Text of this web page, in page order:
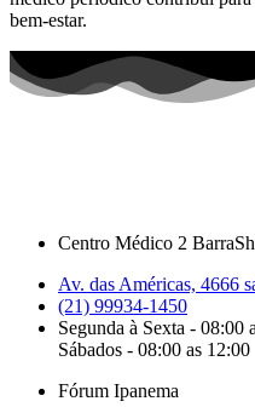
bem-estar.
Centro Médico 2
Av. das Américas, 4666
(21) 99934-1450
Segunda à Sexta - 08:00
Sábados - 08:00 as 12:00
Fórum Ipanema